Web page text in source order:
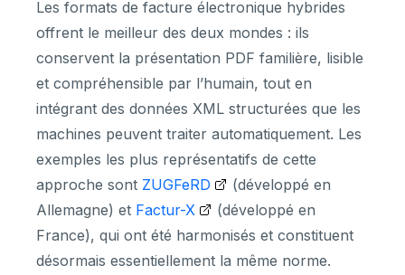
Les formats de facture électronique hybrides
offrent le meilleur des deux mondes : ils
conservent la présentation PDF familière, lisible
et compréhensible par l’humain, tout en
intégrant des données XML structurées que les
machines peuvent traiter automatiquement. Les
exemples les plus représentatifs de cette
approche sont ZUGFeRD
(développé en
Allemagne) et Factur-X
(développé en
France), qui ont été harmonisés et constituent
désormais essentiellement la même norme.